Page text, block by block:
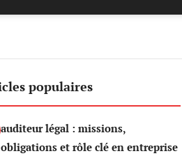
populaires
auditeur légal : missions,
obligations et rôle clé en entreprise